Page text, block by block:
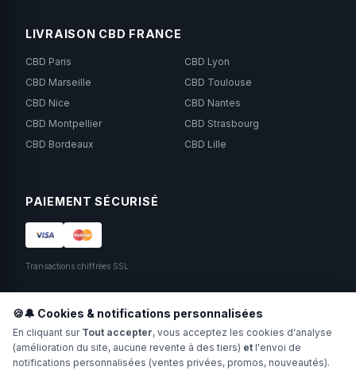
LIVRAISON CBD FRANCE
CBD Paris
CBD Lyon
CBD Marseille
CBD Toulouse
CBD Nice
CBD Nantes
CBD Montpellier
CBD Strasbourg
CBD Bordeaux
CBD Lille
PAIEMENT SÉCURISÉ
Transactions chiffrées SSL.
🍪🔔 Cookies & notifications personnalisées
En cliquant sur Tout accepter, vous acceptez les cookies d'analyse
(amélioration du site, aucune revente à des tiers) et l'envoi de
notifications personnalisées (ventes privées, promos, nouveautés).